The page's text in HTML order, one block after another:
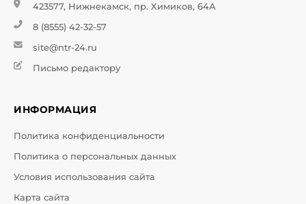
423577, Нижнекамск, пр. Химиков, 64А
8 (8555) 42-32-57
site@ntr-24.ru
Письмо редактору
ИНФОРМАЦИЯ
Политика конфиденциальности
Политика о персональных данных
Условия использования сайта
Карта сайта